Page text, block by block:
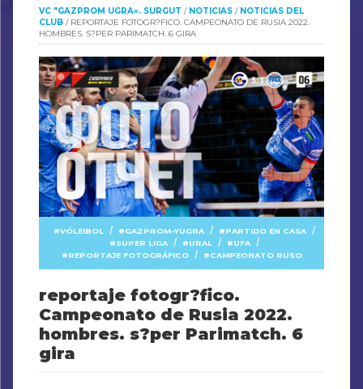
VC "GAZPROM UGRA». SURGUT / NOTICIAS / NOTICIAS DEL
CLUB / REPORTAJE FOTOGR?FICO. CAMPEONATO DE RUSIA 2022.
HOMBRES. S?PER PARIMATCH. 6 GIRA
VÓLEIBOL / GAZPROM-YUGRA / PARTIDO EN CASA /
SUPER LIGA / URAL / UFA /
REPORTAJE FOTOGRÁFICO / CAMPEONATO RUSO
reportaje fotogr?fico.
Campeonato de Rusia 2022.
hombres. s?per Parimatch. 6
gira